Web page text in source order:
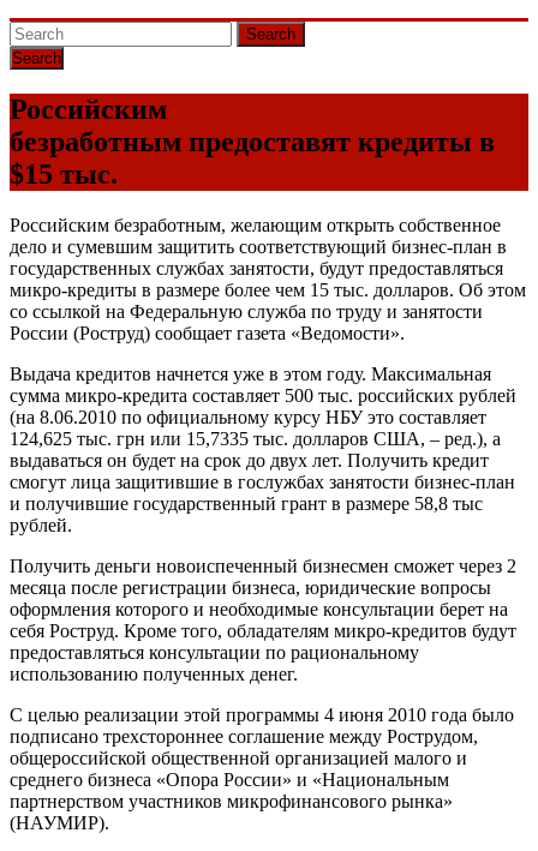
Search
Российским
безработным предоставят кредиты в
$15 тыс.
Российским безработным, желающим открыть собственное
дело и сумевшим защитить соответствующий бизнес-план в
государственных службах занятости, будут предоставляться
микро-кредиты в размере более чем 15 тыс. долларов. Об этом
со ссылкой на Федеральную служба по труду и занятости
России (Роструд) сообщает газета «Ведомости».
Выдача кредитов начнется уже в этом году. Максимальная
сумма микро-кредита составляет 500 тыс. российских рублей
(на 8.06.2010 по официальному курсу НБУ это составляет
124,625 тыс. грн или 15,7335 тыс. долларов США, – ред.), а
выдаваться он будет на срок до двух лет. Получить кредит
смогут лица защитившие в гослужбах занятости бизнес-план
и получившие государственный грант в размере 58,8 тыс
рублей.
Получить деньги новоиспеченный бизнесмен сможет через 2
месяца после регистрации бизнеса, юридические вопросы
оформления которого и необходимые консультации берет на
себя Роструд. Кроме того, обладателям микро-кредитов будут
предоставляться консультации по рациональному
использованию полученных денег.
С целью реализации этой программы 4 июня 2010 года было
подписано трехстороннее соглашение между Рострудом,
общероссийской общественной организацией малого и
среднего бизнеса «Опора России» и «Национальным
партнерством участников микрофинансового рынка»
(НАУМИР).